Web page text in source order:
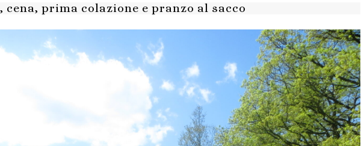
prima colazione e pranzo al sacco